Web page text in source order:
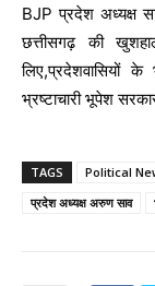
BJP प्रदेश अध्यक्ष
छत्तीसगढ़ की
लिए,प्रदेशवासियों
भ्रष्टाचारी भूपेश
TAGS Political
प्रदेश अध्यक्ष अरुण साव